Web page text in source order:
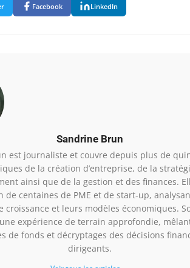
Facebook LinkedIn
Sandrine Brun
est journaliste et couvre depuis plus de
de la création d’entreprise, de la
ainsi que de la gestion et des finances.
de centaines de PME et de start-up,
croissance et leurs modèles économiques.
expérience de terrain approfondie,
de fonds et décryptages des décisions
dirigeants.